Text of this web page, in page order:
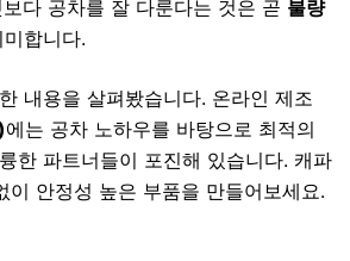
다 공차를 잘 다룬다는 것은 곧 불량
합니다.
내용을 살펴봤습니다. 온라인 제조
에는 공차 노하우를 바탕으로 최적의
한 파트너들이 포진해 있습니다. 캐파
이 안정성 높은 부품을 만들어보세요.